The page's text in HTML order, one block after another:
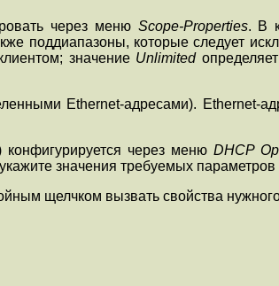
через меню Scope-Properties. В
поддиапазоны, которые следует
значение Unlimited
Ethernet-адресами). Ethernet-
через менюDHCP
значения требуемых
щелчком вызвать свойства